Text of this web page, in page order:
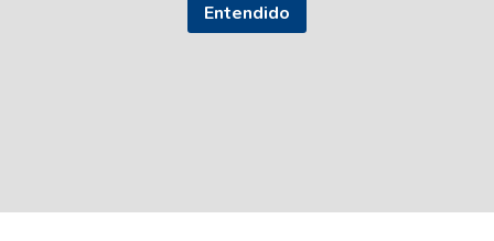
Director Editorial: Lic. Gustavo Eduardo Ick
Entendido